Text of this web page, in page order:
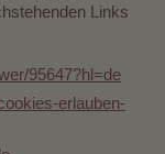
Links
95647?hl=de
erlauben-